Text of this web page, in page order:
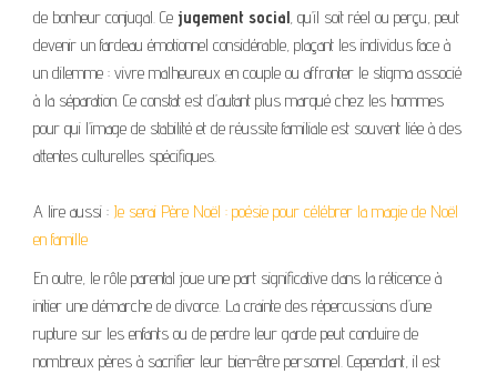
de bonheur conjugal. Ce jugement social, qu’il soit réel ou perçu, peut
devenir un fardeau émotionnel considérable, plaçant les individus face à
un dilemme : vivre malheureux en couple ou affronter le stigma associé
à la séparation. Ce constat est d’autant plus marqué chez les hommes
pour qui l’image de stabilité et de réussite familiale est souvent liée à des
attentes culturelles spécifiques.
A lire aussi : Je serai Père Noël : poésie pour célébrer la magie de Noël
en famille
En outre, le rôle parental joue une part significative dans la réticence à
initier une démarche de divorce. La crainte des répercussions d’une
rupture sur les enfants ou de perdre leur garde peut conduire de
nombreux pères à sacrifier leur bien-être personnel. Cependant, il est